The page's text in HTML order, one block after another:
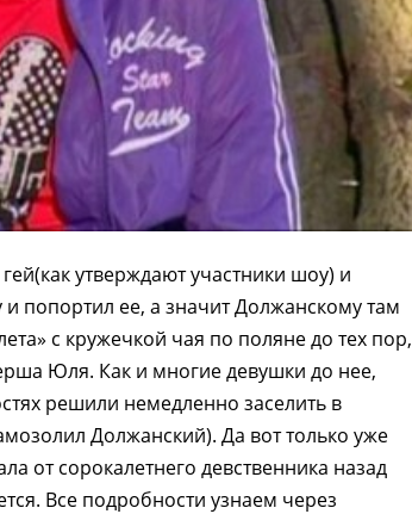
утверждают участники шоу) и
попортил ее, а значит Должанскому там
с кружечкой чая по поляне до тех пор,
Юля. Как и многие девушки до нее,
решили немедленно заселить в
Должанский). Да вот только уже
от сорокалетнего девственника назад
Все подробности узнаем через